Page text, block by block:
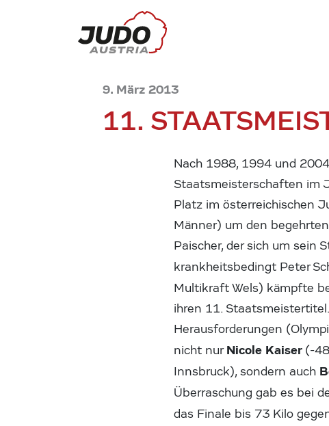
9. März 2013
11.
Nach 1988, 1994 und
Staatsmeisterschaften im
Platz im österreichischen
Männer) um den
Paischer, der sich um sein
krankheitsbedingt Peter
Multikraft Wels) kämpfte
ihren 11.
Herausforderungen
nicht nurNicole Kaiser (-
Innsbruck), sondern auch
Überraschung gab es bei
das Finale bis 73 Kilo